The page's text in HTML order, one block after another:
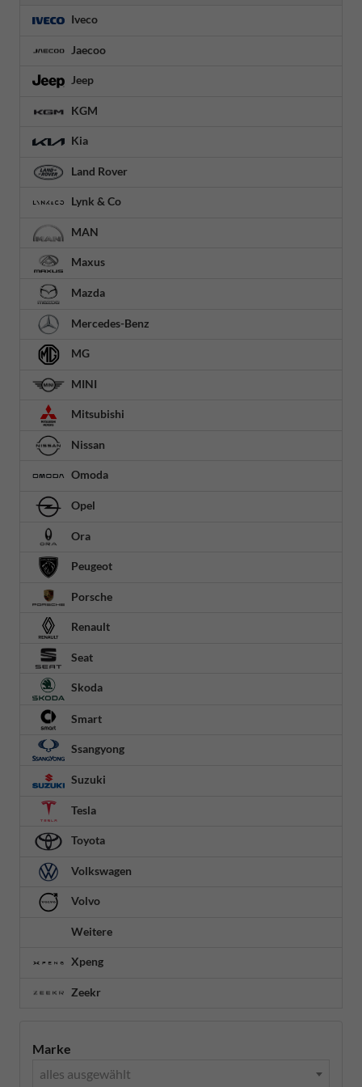
Iveco
Jaecoo
Jeep
KGM
Kia
Land Rover
Lynk & Co
MAN
Maxus
Mazda
Mercedes-Benz
MG
MINI
Mitsubishi
Nissan
Omoda
Opel
Ora
Peugeot
Porsche
Renault
Seat
Skoda
Smart
Ssangyong
Suzuki
Tesla
Toyota
Volkswagen
Volvo
Weitere
Xpeng
Zeekr
Marke
alles ausgewählt